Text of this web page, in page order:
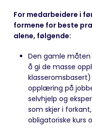
For medarbeidere i
formene for beste
alene, følgende:
Den gamle
å gi de masse
opplæring på
selvhjelp og
som skjer i
obligatoriske kurs